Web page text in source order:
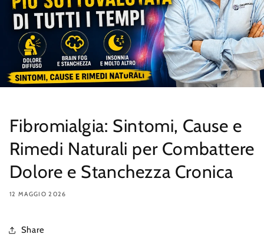
Fibromialgia: Sintomi, Cause e
Rimedi Naturali per Combattere
Dolore e Stanchezza Cronica
12 MAGGIO 2026
Share